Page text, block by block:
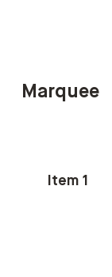
Marquee
Item 1